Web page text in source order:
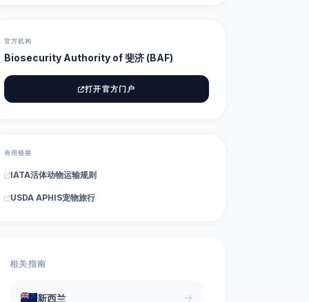
官方机构
Biosecurity Authority of 斐济 (BAF)
打开官方门户
有用链接
IATA活体动物运输规则
USDA APHIS宠物旅行
相关指南
新西兰